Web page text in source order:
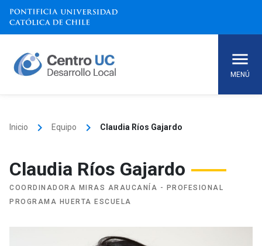
Skip
content
MENÚ
Inicio keyboard_arrow_right Equipo keyboard_arrow_right Claudia Ríos Gajardo
Claudia Ríos Gajardo
COORDINADORA MIRAS ARAUCANÍA - PROFESIONAL
PROGRAMA HUERTA ESCUELA